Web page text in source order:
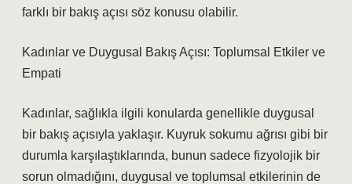
farklı bir bakış açısı söz konusu olabilir.
Kadınlar ve Duygusal Bakış Açısı: Toplumsal Etkiler ve
Empati
Kadınlar, sağlıkla ilgili konularda genellikle duygusal
bir bakış açısıyla yaklaşır. Kuyruk sokumu ağrısı gibi bir
durumla karşılaştıklarında, bunun sadece fizyolojik bir
sorun olmadığını, duygusal ve toplumsal etkilerinin de